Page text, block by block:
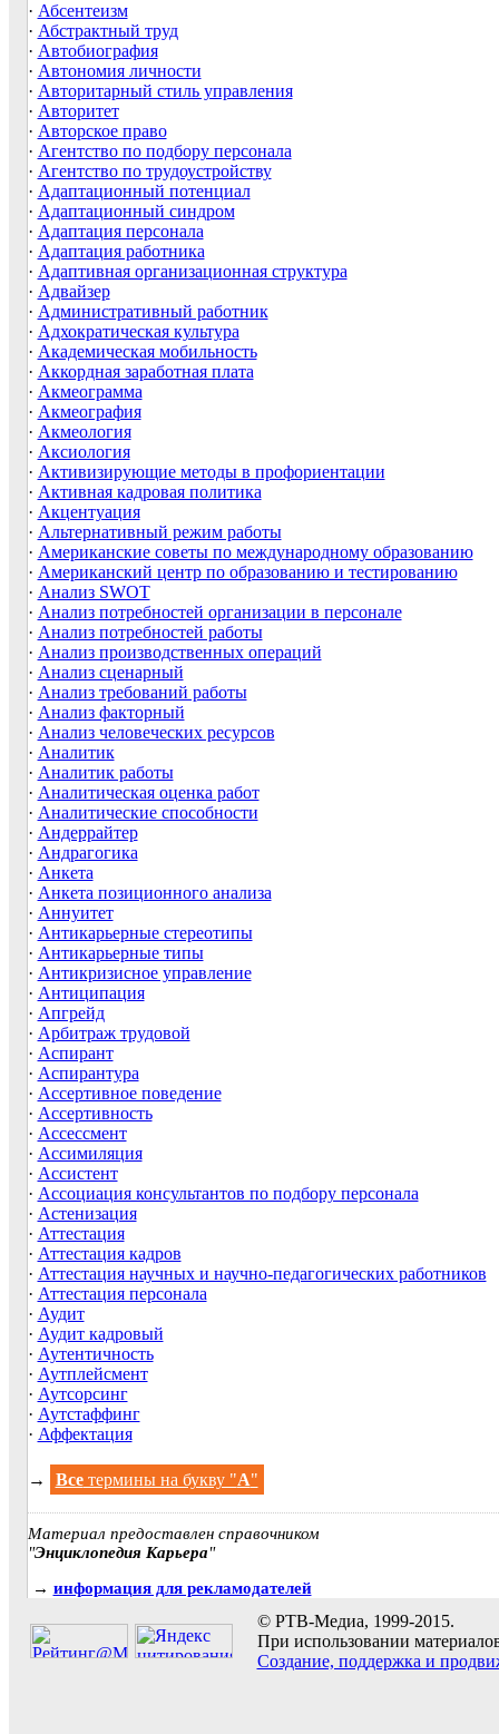
· Абсентеизм
· Абстрактный труд
· Автобиография
· Автономия личности
· Авторитарный стиль управления
· Авторитет
· Авторское право
· Агентство по подбору персонала
· Агентство по трудоустройству
· Адаптационный потенциал
· Адаптационный синдром
· Адаптация персонала
· Адаптация работника
· Адаптивная организационная структура
· Адвайзер
· Административный работник
· Адхократическая культура
· Академическая мобильность
· Аккордная заработная плата
· Акмеограмма
· Акмеография
· Акмеология
· Аксиология
· Активизирующие методы в профориентации
· Активная кадровая политика
· Акцентуация
· Альтернативный режим работы
· Американские советы по международному образованию
· Американский центр по образованию и тестированию
· Анализ SWOT
· Анализ потребностей организации в персонале
· Анализ потребностей работы
· Анализ производственных операций
· Анализ сценарный
· Анализ требований работы
· Анализ факторный
· Анализ человеческих ресурсов
· Аналитик
· Аналитик работы
· Аналитическая оценка работ
· Аналитические способности
· Андеррайтер
· Андрагогика
· Анкета
· Анкета позиционного анализа
· Аннуитет
· Антикарьерные стереотипы
· Антикарьерные типы
· Антикризисное управление
· Антиципация
· Апгрейд
· Арбитраж трудовой
· Аспирант
· Аспирантура
· Ассертивное поведение
· Ассертивность
· Ассессмент
· Ассимиляция
· Ассистент
· Ассоциация консультантов по подбору персонала
· Астенизация
· Аттестация
· Аттестация кадров
· Аттестация научных и научно-педагогических работников
· Аттестация персонала
· Аудит
· Аудит кадровый
· Аутентичность
· Аутплейсмент
· Аутсорсинг
· Аутстаффинг
· Аффектация
→ Всетермины на букву "А"
Материал предоставлен справочником
"Энциклопедия Карьера"
→ информация для рекламодателей
© РТВ-Медиа, 1999-2015.
При использовании
Создание, поддержка и